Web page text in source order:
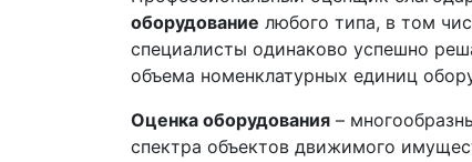
оборудование любого типа, в том
специалисты одинаково успешно
объема номенклатурных единиц
Оценка оборудования –
спектра объектов движимого